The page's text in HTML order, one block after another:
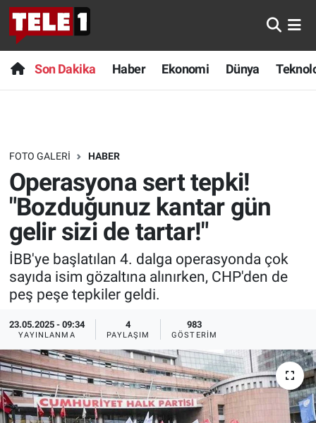
Son Dakika Haber Ekonomi Dünya
FOTO GALERI HABER
Operasyona sert tepki!
"Bozduğunuz kantar gün
gelir sizi de tartar!"
İBB'ye başlatılan 4. dalga operasyonda çok
sayıda isim gözaltına alınırken, CHP'den de
peş peşe tepkiler geldi.
23.05.2025 - 09:34
YAYINLANMA
4
PAYLAŞIM
983
GÖSTERIM
Anında Manşet
Başka Sohbetler
Bilim turu
Bilim ve Teknoloji Evreni
Doğa Konuşuyor
Dünya
Ege Saati
Ege'den Esintiler
Eğitim
Eğlence
Son Dakika
Haber
Dünya
Teknoloji
Sağlık
Spor
Yayın Akışı
İletişim
Nöbetçi Eczaneler
Hava Durumu
Trafik Durumu
Süper Lig Puan Durumu ve Fikstür
Tüm Manşetler
Son Dakika Haberleri
Haber Arşivi